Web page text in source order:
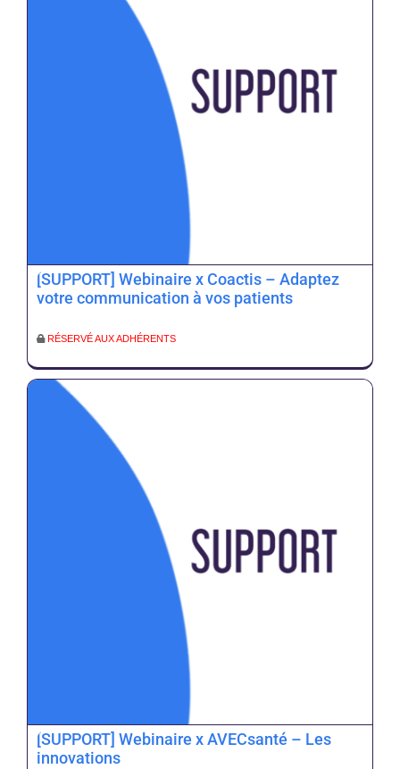
[SUPPORT] Webinaire x Coactis – Adaptez
votre communication à vos patients
RÉSERVÉ AUX ADHÉRENTS
[SUPPORT] Webinaire x AVECsanté – Les
innovations